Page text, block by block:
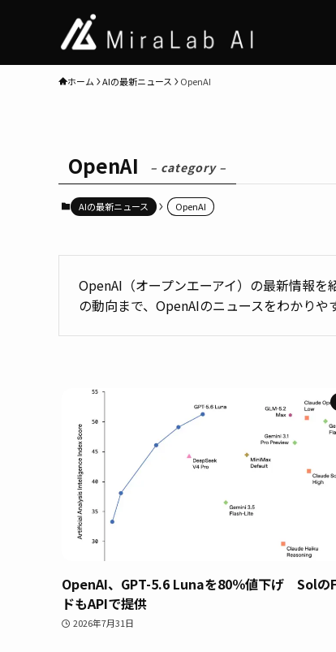
ホーム AIの最新ニュース OpenAI
OpenAI – category –
AIの最新ニュース OpenAI
OpenAI（オープンエーアイ）の最新情報
の動向まで、OpenAIのニュースをわかりや
OpenAI、GPT-5.6 Lunaを80％値下げ Solの
ドもAPIで提供
2026年7月31日